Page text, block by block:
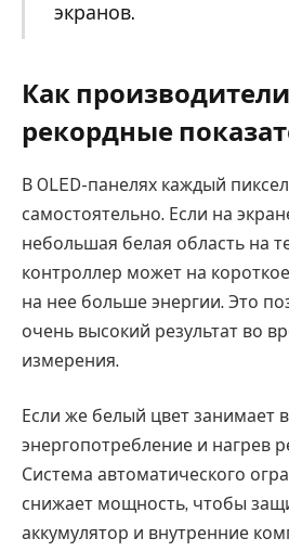
экранов.
Как
рекордные
В OLED-панелях каждый
самостоятельно. Если на
небольшая белая область на
контроллер может на
на нее больше энергии. Это
очень высокий результат во
измерения.
Если же белый цвет занимает
энергопотребление и нагрев
Система автоматического
снижает мощность, чтобы
аккумулятор и внутренние